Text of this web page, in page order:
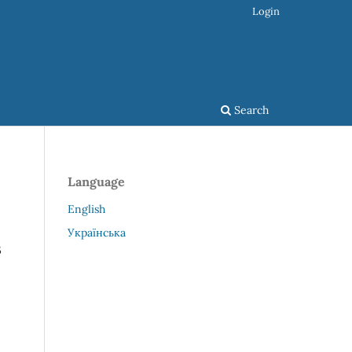
Search
Login
Language
English
Українська